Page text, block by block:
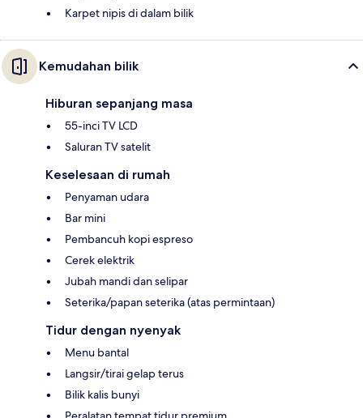
Karpet nipis di dalam bilik
Kemudahan bilik
Hiburan sepanjang masa
55-inci TV LCD
Saluran TV satelit
Keselesaan di rumah
Penyaman udara
Bar mini
Pembancuh kopi espreso
Cerek elektrik
Jubah mandi dan selipar
Seterika/papan seterika (atas permintaan)
Tidur dengan nyenyak
Menu bantal
Langsir/tirai gelap terus
Bilik kalis bunyi